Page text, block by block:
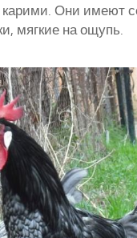
карими. Они имеют
мягкие на ощупь.